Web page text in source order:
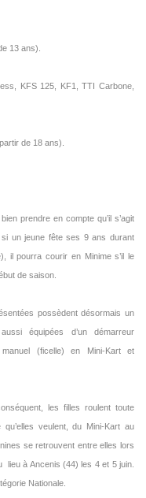
13 ans).
KFS 125, KF1, TTI Carbone,
de 18 ans).
prendre en compte qu’il s’agit
si un jeune fête ses 9 ans durant
il pourra courir en Minime s’il le
de saison.
possèdent désormais un
équipées d’un démarreur
(ficelle) en Mini-Kart et
les filles roulent toute
veulent, du Mini-Kart au
se retrouvent entre elles lors
lieu à Ancenis (44) les 4 et 5 juin.
Nationale.